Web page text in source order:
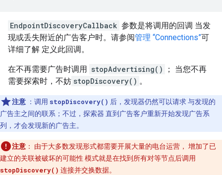
EndpointDiscoveryCallback 参数是将调用的回调 当发
现或丢失附近的广告客户时。请参阅管理 “Connections”可
详细了解 定义此回调。
在不再需要广告时调用 stopAdvertising()
； 当您不再
需要探索时，不妨 stopDiscovery() 。
注意 ：调用 stopDiscovery() 后，发现器仍然可以请求 与发现的
广告主之间的联系；不过，探索器 直到广告客户重新开始发现广告系
列，才会发现新的广告主。
注意 ：
由于大多数发现形式都需要开展大量的电台运营， 增加了已
建立的关联被破坏的可能性 模式就是在找到所有对等节点后调用
stopDiscovery() 连接并交换数据。